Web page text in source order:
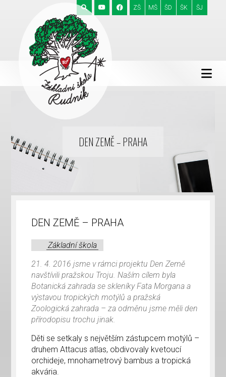
ZŠ MŠ ŠD ŠK ŠJ
DEN ZEMĚ – PRAHA
DEN ZEMĚ – PRAHA
Základní škola
21. 4. 2016 jsme v rámci projektu Den Země
navštívili pražskou Troju. Naším cílem byla
Botanická zahrada se skleníky Fata Morgana a
výstavou tropických motýlů a pražská
Zoologická zahrada – za odměnu jsme měli den
přírodopisu trochu jinak.
Děti se setkaly s největším zástupcem motýlů –
druhem Attacus atlas, obdivovaly kvetoucí
orchideje, mnohametrový bambus a tropická
akvária.